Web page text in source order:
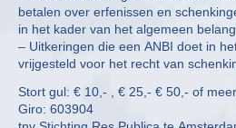
betalen over erfenissen en
in het kader van het algemeen belang.
– Uitkeringen die een ANBI doet in
vrijgesteld voor het recht van
Stort gul: € 10,- , € 25,- € 50,- of
Giro: 603904